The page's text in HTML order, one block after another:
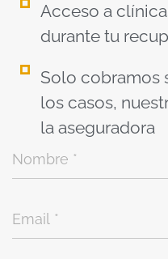
Acceso a
durante tu
Solo cobramos
los casos,
la aseguradora